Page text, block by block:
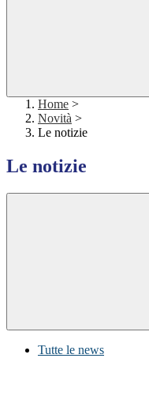
Home >
Novità >
Le notizie
Le notizie
Tutte le news